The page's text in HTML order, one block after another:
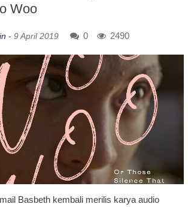
Woo
- 9 April 2019 0 2490
Basbeth kembali merilis karya audio